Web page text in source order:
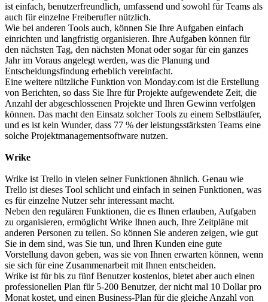
ist einfach, benutzerfreundlich, umfassend und sowohl für Teams als
auch für einzelne Freiberufler nützlich.
Wie bei anderen Tools auch, können Sie Ihre Aufgaben einfach
einrichten und langfristig organisieren. Ihre Aufgaben können für
den nächsten Tag, den nächsten Monat oder sogar für ein ganzes
Jahr im Voraus angelegt werden, was die Planung und
Entscheidungsfindung erheblich vereinfacht.
Eine weitere nützliche Funktion von Monday.com ist die Erstellung
von Berichten, so dass Sie Ihre für Projekte aufgewendete Zeit, die
Anzahl der abgeschlossenen Projekte und Ihren Gewinn verfolgen
können. Das macht den Einsatz solcher Tools zu einem Selbstläufer,
und es ist kein Wunder, dass 77 % der leistungsstärksten Teams eine
solche Projektmanagementsoftware nutzen.
Wrike
Wrike ist Trello in vielen seiner Funktionen ähnlich. Genau wie
Trello ist dieses Tool schlicht und einfach in seinen Funktionen, was
es für einzelne Nutzer sehr interessant macht.
Neben den regulären Funktionen, die es Ihnen erlauben, Aufgaben
zu organisieren, ermöglicht Wrike Ihnen auch, Ihre Zeitpläne mit
anderen Personen zu teilen. So können Sie anderen zeigen, wie gut
Sie in dem sind, was Sie tun, und Ihren Kunden eine gute
Vorstellung davon geben, was sie von Ihnen erwarten können, wenn
sie sich für eine Zusammenarbeit mit Ihnen entscheiden.
Wrike ist für bis zu fünf Benutzer kostenlos, bietet aber auch einen
professionellen Plan für 5-200 Benutzer, der nicht mal 10 Dollar pro
Monat kostet, und einen Business-Plan für die gleiche Anzahl von